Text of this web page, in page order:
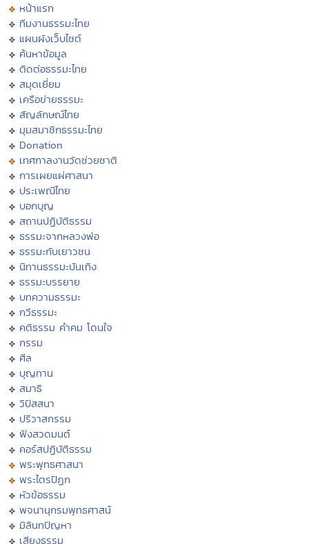
หน้าแรก
ทีมงานธรรมะไทย
แผนผังเว็บไซต์
ค้นหาข้อมูล
ติดต่อธรรมะไทย
สมุดเยี่ยม
เครือข่ายธรรมะ
สัญลักษณ์ไทย
มุมสมาชิกธรรมะไทย
Donation
เทศกาลงานวัดช่วยชาติ
การเผยแผ่ศาสนา
ประเพณีไทย
บอกบุญ
สถานปฏิบัติธรรม
ธรรมะจากหลวงพ่อ
ธรรมะกับเยาวชน
นิทานธรรมะบันเทิง
ธรรมะบรรยาย
บทความธรรมะ
กวีธรรมะ
คติธรรม คำคม โดนใจ
กรรม
ศีล
บุญทาน
สมาธิ
วิปัสสนา
ปริวาสกรรม
ฟังสวดมนต์
คอร์สปฏิบัติธรรม
พระพุทธศาสนา
พระไตรปิฏก
หัวข้อธรรม
พจนานุกรมพุทธศาสน์
มิลินทปัญหา
เสียงธรรม